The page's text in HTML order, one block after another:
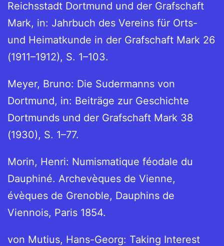
Reichsstadt Dortmund und der Grafschaft
Mark, in: Jahrbuch des Vereins für Orts-
und Heimatkunde in der Grafschaft Mark 26
(1911–1912), S. 1–103.
Meyer, Bruno: Die Sudermanns von
Dortmund, in: Beiträge zur Geschichte
Dortmunds und der Grafschaft Mark 38
(1930), S. 1–77.
Morin, Henri: Numismatique féodale du
Dauphiné. Archevèques de Vienne,
évèques de Grenoble, Dauphins de
Viennois, Paris 1854.
von Mutius, Hans-Georg: Taking Interest